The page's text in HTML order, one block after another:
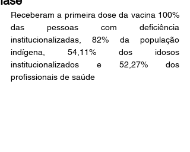
Receberam a primeira dose da vacina 100%
das pessoas com deficiência
institucionalizadas, 82% da população
indígena, 54,11% dos idosos
institucionalizados e 52,27% dos
profissionais de saúde